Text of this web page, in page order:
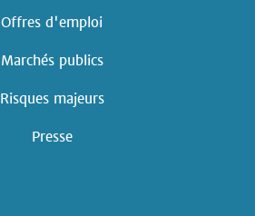
Offres d'emploi
Marchés publics
Risques majeurs
Presse